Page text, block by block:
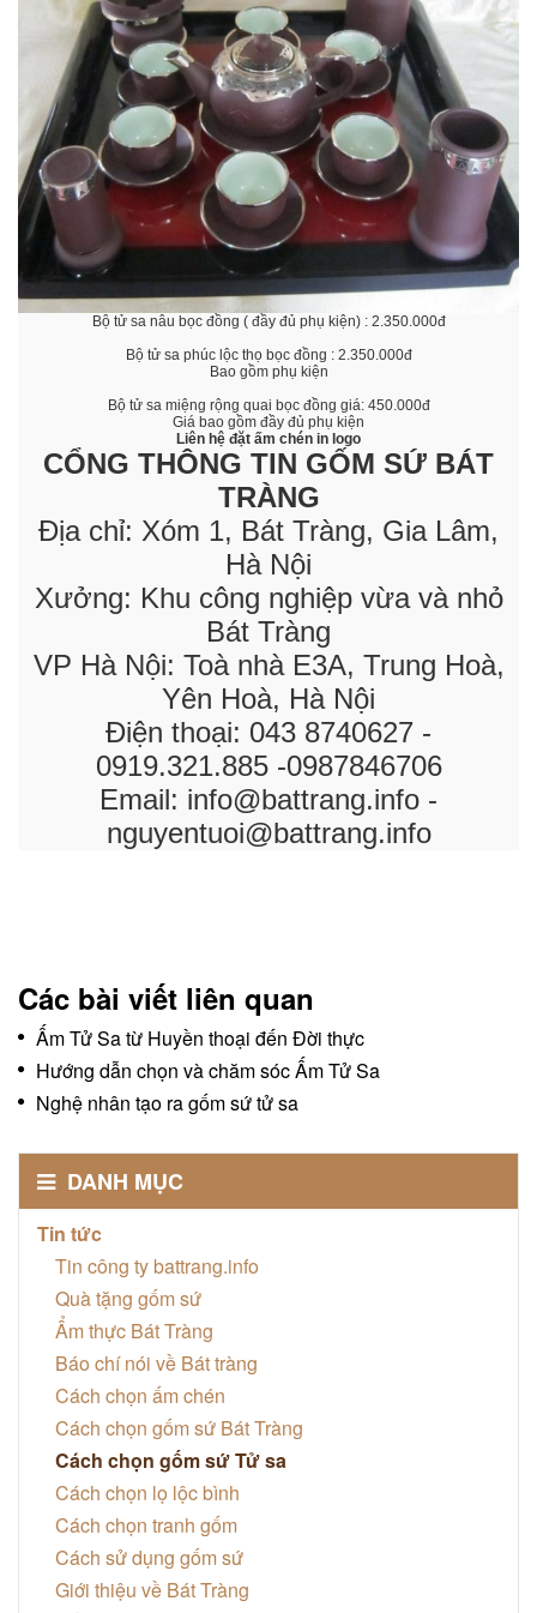
Bộ tử sa nâu bọc đồng ( đầy đủ phụ kiện) : 2.350.000đ
Bộ tử sa phúc lộc thọ bọc đồng : 2.350.000đ
Bao gồm phụ kiện
Bộ tử sa miệng rộng quai bọc đồng giá: 450.000đ
Giá bao gồm đầy đủ phụ kiện
Liên hệ đặt ấm chén in logo
CỔNG THÔNG TIN GỐM SỨ BÁT
TRÀNG
Địa chỉ: Xóm 1, Bát Tràng, Gia Lâm,
Hà Nội
Xưởng: Khu công nghiệp vừa và nhỏ
Bát Tràng
VP Hà Nội: Toà nhà E3A, Trung Hoà,
Yên Hoà, Hà Nội
Điện thoại: 043 8740627 -
0919.321.885 -0987846706
Email: info@battrang.info -
nguyentuoi@battrang.info
Các bài viết liên quan
Ấm Tử Sa từ Huyền thoại đến Đời thực
Hướng dẫn chọn và chăm sóc Ấm Tử Sa
Nghệ nhân tạo ra gốm sứ tử sa
DANH MỤC
Tin tức
Tin công ty battrang.info
Quà tặng gốm sứ
Ẩm thực Bát Tràng
Báo chí nói về Bát tràng
Cách chọn ấm chén
Cách chọn gốm sứ Bát Tràng
Cách chọn gốm sứ Tử sa
Cách chọn lọ lộc bình
Cách chọn tranh gốm
Cách sử dụng gốm sứ
Giới thiệu về Bát Tràng